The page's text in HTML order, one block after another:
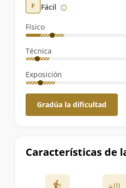
Fácil
Físico
Técnica
Exposición
Gradúa la dificultad
Características de